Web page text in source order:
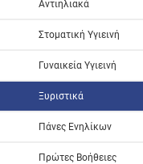
Αντιηλιακά
Στοματική Υγιεινή
Γυναικεία Υγιεινή
Ξυριστικά
Πάνες Ενηλίκων
Πρώτες Βοήθειες